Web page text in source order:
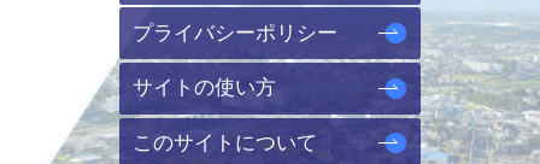
プライバシーポリシー
サイトの使い方
このサイトについて